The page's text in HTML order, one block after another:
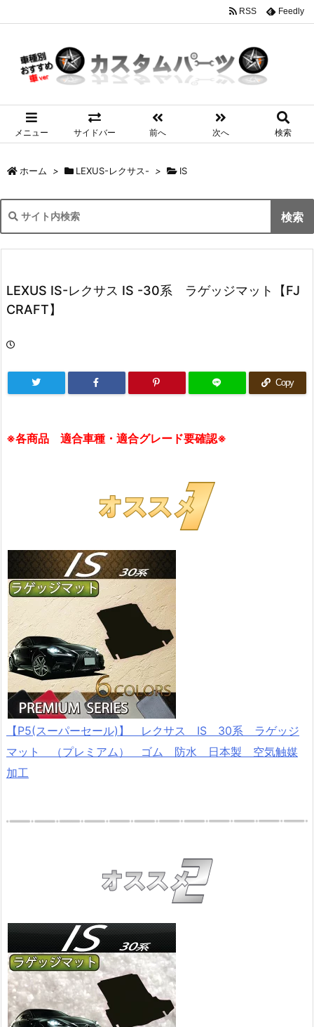
メニュー サイドバー 前へ 次へ 検索
RSS Feedly
ホーム > LEXUS-レクサス- > IS
LEXUS IS-レクサス IS -30系 ラゲッジマット【FJ
CRAFT】
Copy
※各商品 適合車種・適合グレード要確認※
【P5(スーパーセール)】 レクサス IS 30系 ラゲッジ
マット （プレミアム） ゴム 防水 日本製 空気触媒
加工